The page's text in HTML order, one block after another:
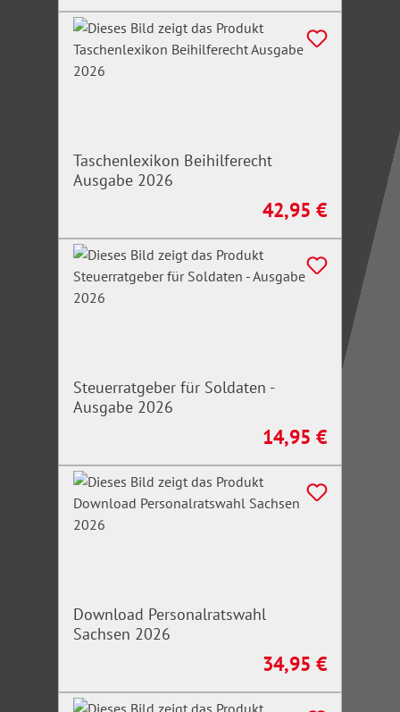
Taschenlexikon Beihilferecht
Ausgabe 2026
Regulärer Preis:
42,95 €
Steuerratgeber für Soldaten -
Ausgabe 2026
Regulärer Preis:
14,95 €
Download Personalratswahl
Sachsen 2026
Regulärer Preis:
34,95 €